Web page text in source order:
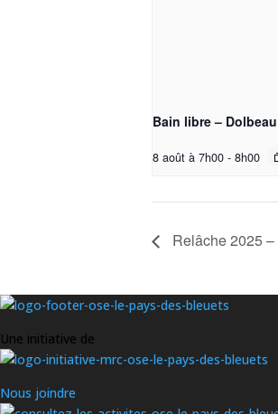
Bain libre – Dolbeau
8 août à 7h00 - 8h00
Relâche 2025
Une initiative de
Nous joindre